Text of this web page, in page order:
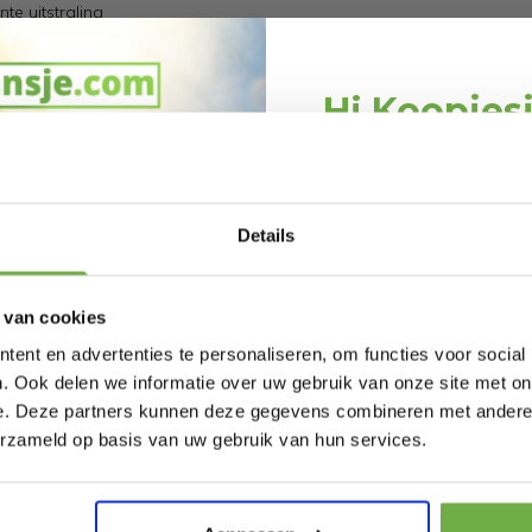
Details
cookies
en advertenties te personaliseren, om functies voor social
Ook delen we informatie over uw gebruik van onze site met
Deze partners kunnen deze gegevens combineren met
op basis van uw gebruik van hun services.
uitstraling
- L59 x
FSC
In The Mood
Collection
Muurdecoratie
Bloemen - L98 x B90
cm - Katoen - Zwart
Prijs op bol.com
€ 35,50
€ 22,39
In The
50 x 50
€ 2,99
Hi
Bij 2dekansje.com
Laat ons weten